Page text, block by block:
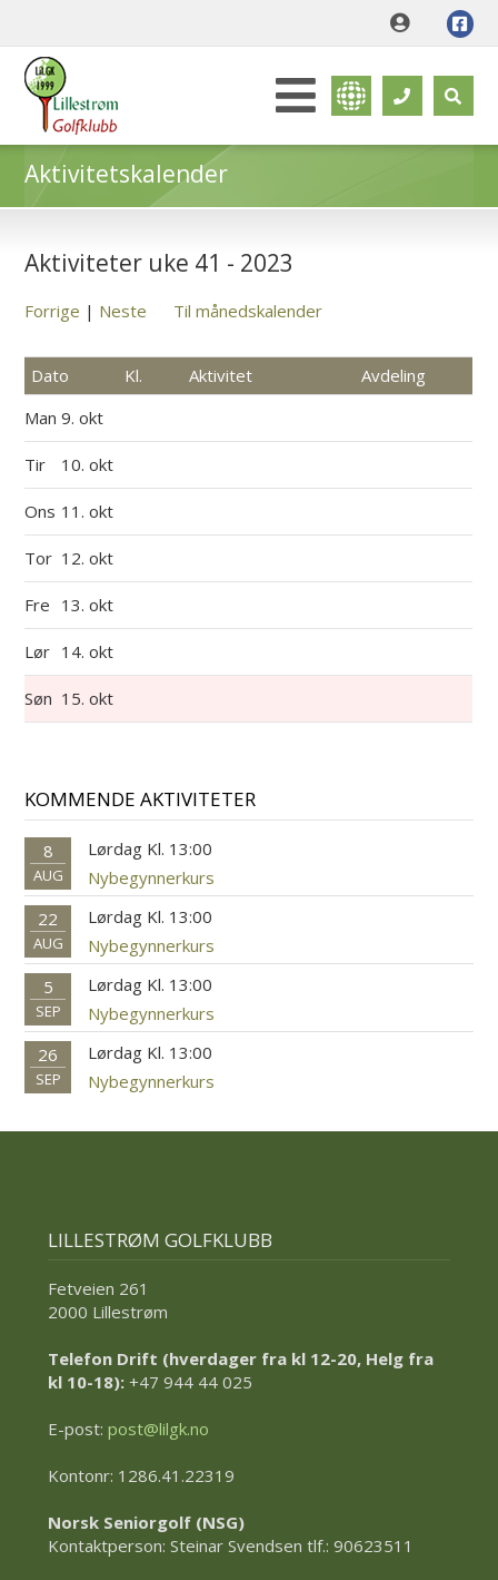
Aktivitetskalender
Aktiviteter uke 41 - 2023
Forrige | Neste Til månedskalender
Dato Kl. Aktivitet
Avdeling
Man9. okt
Tir 10. okt
Ons 11. okt
Tor 12. okt
Fre 13. okt
Lør 14. okt
Søn 15. okt
KOMMENDE AKTIVITETER
8
AUG
Lørdag Kl. 13:00
Nybegynnerkurs
22
AUG
Lørdag Kl. 13:00
Nybegynnerkurs
5
SEP
Lørdag Kl. 13:00
Nybegynnerkurs
26
SEP
Lørdag Kl. 13:00
Nybegynnerkurs
LILLESTRØM GOLFKLUBB
Fetveien 261
2000 Lillestrøm
Telefon Drift (hverdager fra kl 12-20, Helg fra
kl 10-18): +47 944 44 025
E-post: post@lilgk.no
Kontonr: 1286.41.22319
Norsk Seniorgolf (NSG)
Kontaktperson: Steinar Svendsen tlf.: 90623511